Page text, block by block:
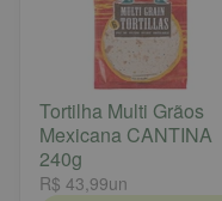
Tortilha Multi Grãos
Mexicana CANTINA
240g
R$ 43,99un